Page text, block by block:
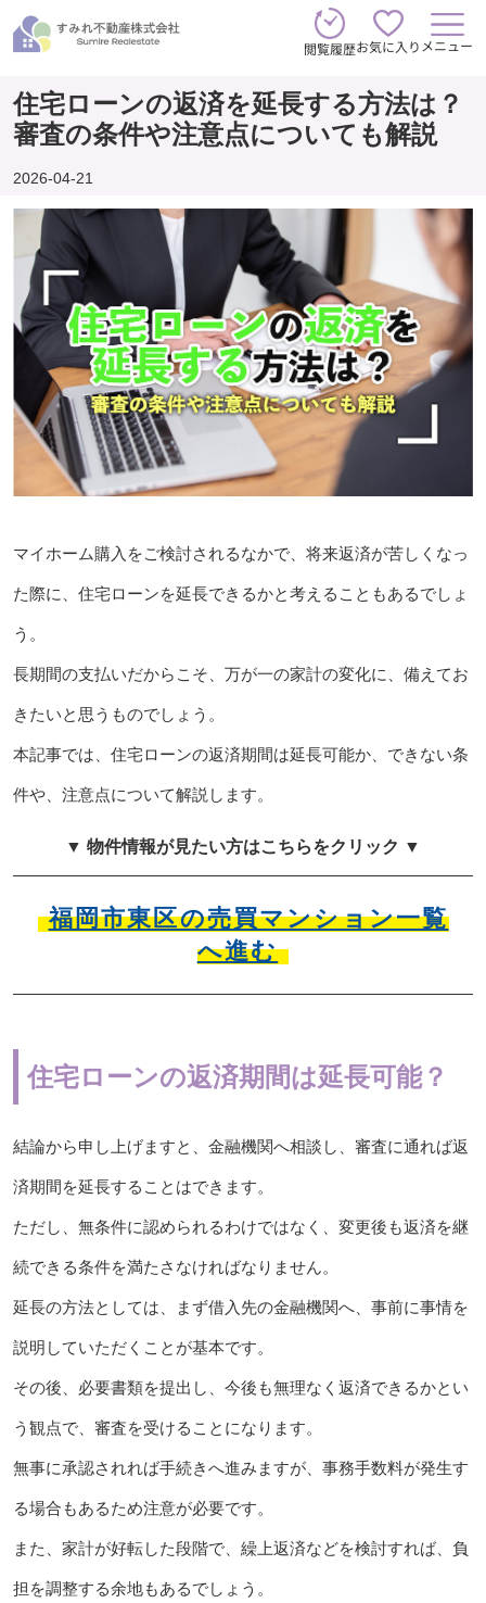
閲覧履歴お気に入り メニュー
住宅ローンの返済を延長する方法は？
審査の条件や注意点についても解説
2026-04-21
マイホーム購入をご検討されるなかで、将来返済が苦しくなっ
た際に、住宅ローンを延長できるかと考えることもあるでしょ
う。
長期間の支払いだからこそ、万が一の家計の変化に、備えてお
きたいと思うものでしょう。
本記事では、住宅ローンの返済期間は延長可能か、できない条
件や、注意点について解説します。
▼ 物件情報が見たい方はこちらをクリック ▼
福岡市東区の売買マンション一覧
へ進む
住宅ローンの返済期間は延長可能？
結論から申し上げますと、金融機関へ相談し、審査に通れば返
済期間を延長することはできます。
ただし、無条件に認められるわけではなく、変更後も返済を継
続できる条件を満たさなければなりません。
延長の方法としては、まず借入先の金融機関へ、事前に事情を
説明していただくことが基本です。
その後、必要書類を提出し、今後も無理なく返済できるかとい
う観点で、審査を受けることになります。
無事に承認されれば手続きへ進みますが、事務手数料が発生す
る場合もあるため注意が必要です。
また、家計が好転した段階で、繰上返済などを検討すれば、負
担を調整する余地もあるでしょう。